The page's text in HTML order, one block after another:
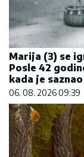
Marija (3) se
Posle 42
kada je
06. 08. 2026 09:39